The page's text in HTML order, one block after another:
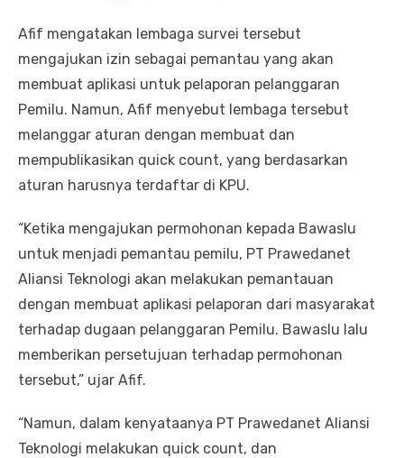
Afif mengatakan lembaga survei tersebut
mengajukan izin sebagai pemantau yang akan
membuat aplikasi untuk pelaporan pelanggaran
Pemilu. Namun, Afif menyebut lembaga tersebut
melanggar aturan dengan membuat dan
mempublikasikan quick count, yang berdasarkan
aturan harusnya terdaftar di KPU.
“Ketika mengajukan permohonan kepada Bawaslu
untuk menjadi pemantau pemilu, PT Prawedanet
Aliansi Teknologi akan melakukan pemantauan
dengan membuat aplikasi pelaporan dari masyarakat
terhadap dugaan pelanggaran Pemilu. Bawaslu lalu
memberikan persetujuan terhadap permohonan
tersebut,” ujar Afif.
“Namun, dalam kenyataanya PT Prawedanet Aliansi
Teknologi melakukan quick count, dan